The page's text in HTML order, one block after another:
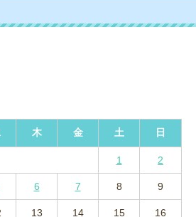
木 金 土 日
1 2
6 7 8 9
13 14 15 16